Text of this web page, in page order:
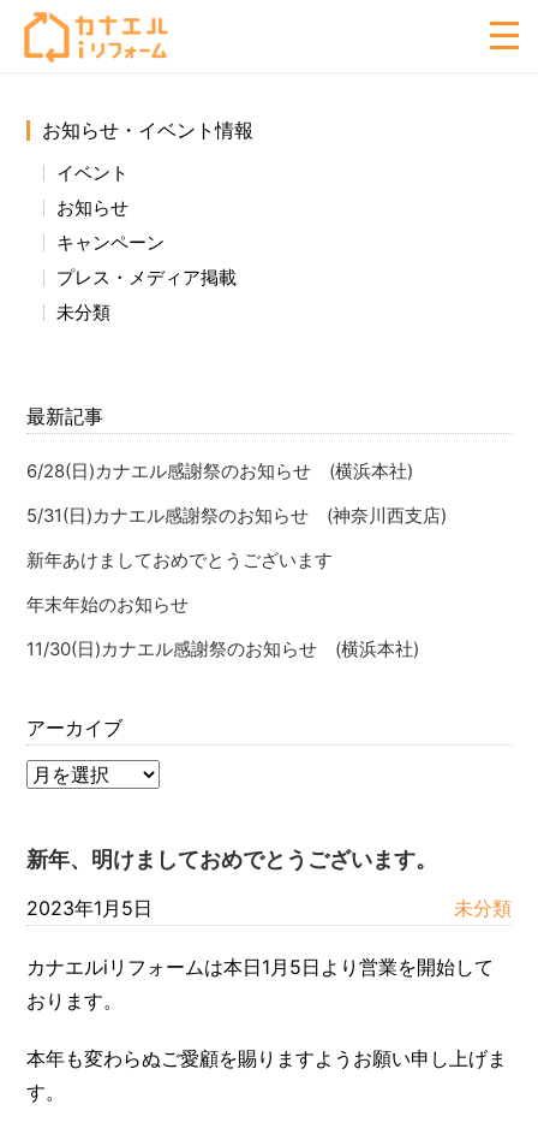
お知らせ・イベント情報
イベント
お知らせ
キャンペーン
プレス・メディア掲載
未分類
最新記事
6/28(日)カナエル感謝祭のお知らせ (横浜本社)
5/31(日)カナエル感謝祭のお知らせ (神奈川西支店)
新年あけましておめでとうございます
年末年始のお知らせ
11/30(日)カナエル感謝祭のお知らせ (横浜本社)
アーカイブ
新年、明けましておめでとうございます。
2023年1月5日 未分類
カナエルiリフォームは本日1月5日より営業を開始して
おります。
本年も変わらぬご愛顧を賜りますようお願い申し上げま
す。